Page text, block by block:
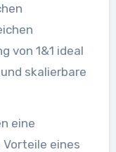
von 1&1 ideal
skalierbare
eine
eines